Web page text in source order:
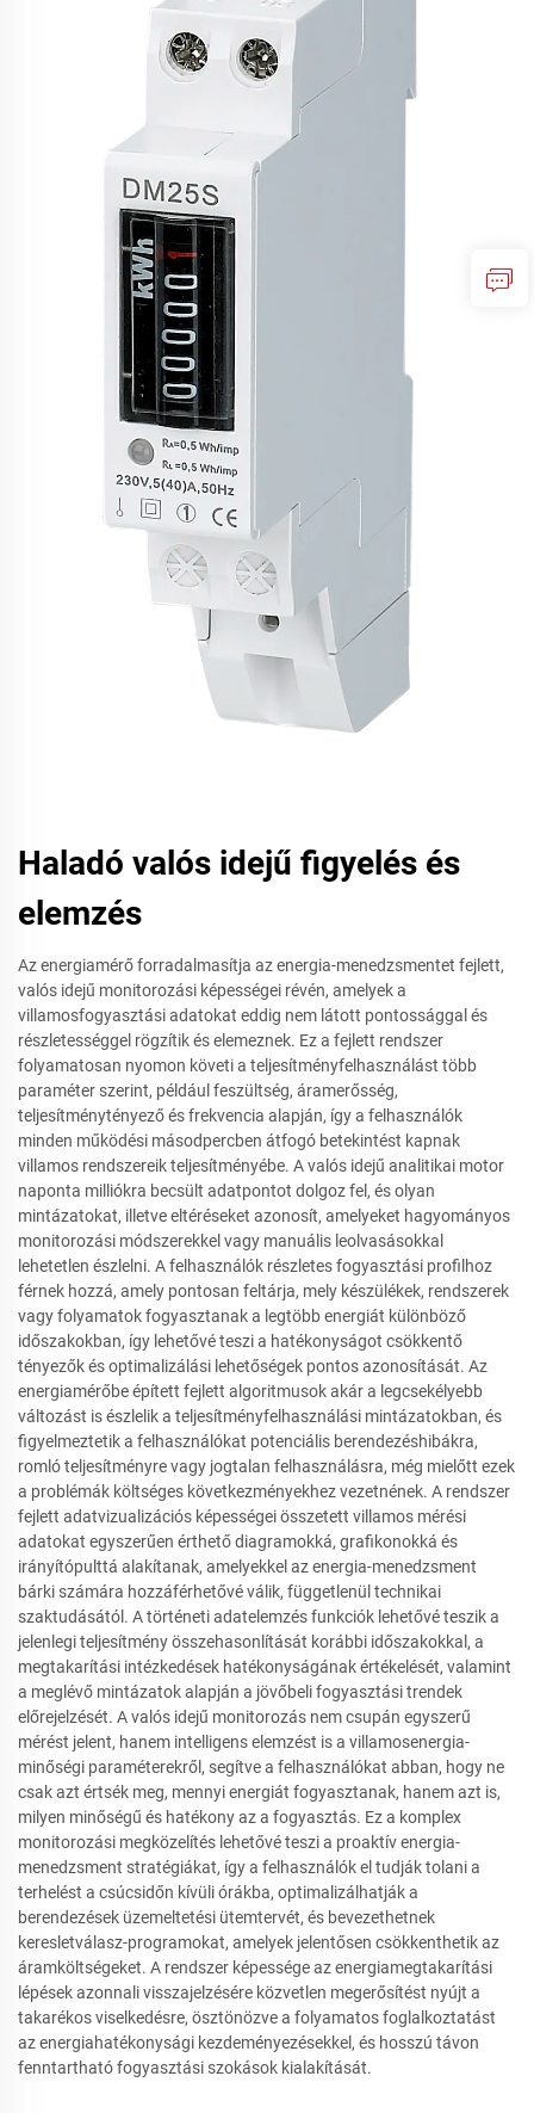
Haladó valós idejű figyelés és
elemzés
Az energiamérő forradalmasítja az energia-menedzsmentet fejlett,
valós idejű monitorozási képességei révén, amelyek a
villamosfogyasztási adatokat eddig nem látott pontossággal és
részletességgel rögzítik és elemeznek. Ez a fejlett rendszer
folyamatosan nyomon követi a teljesítményfelhasználást több
paraméter szerint, például feszültség, áramerősség,
teljesítménytényező és frekvencia alapján, így a felhasználók
minden működési másodpercben átfogó betekintést kapnak
villamos rendszereik teljesítményébe. A valós idejű analitikai motor
naponta milliókra becsült adatpontot dolgoz fel, és olyan
mintázatokat, illetve eltéréseket azonosít, amelyeket hagyományos
monitorozási módszerekkel vagy manuális leolvasásokkal
lehetetlen észlelni. A felhasználók részletes fogyasztási profilhoz
férnek hozzá, amely pontosan feltárja, mely készülékek, rendszerek
vagy folyamatok fogyasztanak a legtöbb energiát különböző
időszakokban, így lehetővé teszi a hatékonyságot csökkentő
tényezők és optimalizálási lehetőségek pontos azonosítását. Az
energiamérőbe épített fejlett algoritmusok akár a legcsekélyebb
változást is észlelik a teljesítményfelhasználási mintázatokban, és
figyelmeztetik a felhasználókat potenciális berendezéshibákra,
romló teljesítményre vagy jogtalan felhasználásra, még mielőtt ezek
a problémák költséges következményekhez vezetnének. A rendszer
fejlett adatvizualizációs képességei összetett villamos mérési
adatokat egyszerűen érthető diagramokká, grafikonokká és
irányítópulttá alakítanak, amelyekkel az energia-menedzsment
bárki számára hozzáférhetővé válik, függetlenül technikai
szaktudásától. A történeti adatelemzés funkciók lehetővé teszik a
jelenlegi teljesítmény összehasonlítását korábbi időszakokkal, a
megtakarítási intézkedések hatékonyságának értékelését, valamint
a meglévő mintázatok alapján a jövőbeli fogyasztási trendek
előrejelzését. A valós idejű monitorozás nem csupán egyszerű
mérést jelent, hanem intelligens elemzést is a villamosenergia-
minőségi paraméterekről, segítve a felhasználókat abban, hogy ne
csak azt értsék meg, mennyi energiát fogyasztanak, hanem azt is,
milyen minőségű és hatékony az a fogyasztás. Ez a komplex
monitorozási megközelítés lehetővé teszi a proaktív energia-
menedzsment stratégiákat, így a felhasználók el tudják tolani a
terhelést a csúcsidőn kívüli órákba, optimalizálhatják a
berendezések üzemeltetési ütemtervét, és bevezethetnek
keresletválasz-programokat, amelyek jelentősen csökkenthetik az
áramköltségeket. A rendszer képessége az energiamegtakarítási
lépések azonnali visszajelzésére közvetlen megerősítést nyújt a
takarékos viselkedésre, ösztönözve a folyamatos foglalkoztatást
az energiahatékonysági kezdeményezésekkel, és hosszú távon
fenntartható fogyasztási szokások kialakítását.